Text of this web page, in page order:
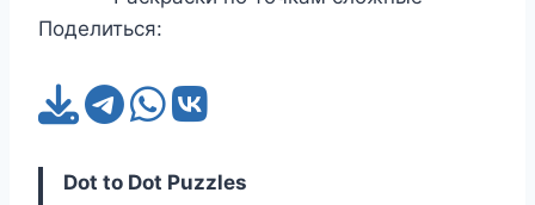
Поделиться:
Dot to Dot Puzzles